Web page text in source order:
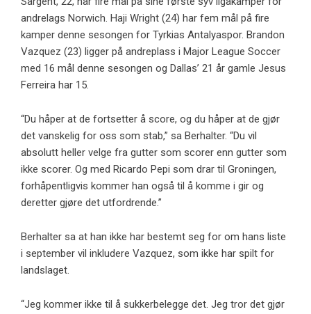
andrelags Norwich. Haji Wright (24) har fem mål på fire
kamper denne sesongen for Tyrkias Antalyaspor. Brandon
Vazquez (23) ligger på andreplass i Major League Soccer
med 16 mål denne sesongen og Dallas’ 21 år gamle Jesus
Ferreira har 15.
“Du håper at de fortsetter å score, og du håper at de gjør
det vanskelig for oss som stab,” sa Berhalter. “Du vil
absolutt heller velge fra gutter som scorer enn gutter som
ikke scorer. Og med Ricardo Pepi som drar til Groningen,
forhåpentligvis kommer han også til å komme i gir og
deretter gjøre det utfordrende.”
Berhalter sa at han ikke har bestemt seg for om hans liste
i september vil inkludere Vazquez, som ikke har spilt for
landslaget.
“Jeg kommer ikke til å sukkerbelegge det. Jeg tror det gjør